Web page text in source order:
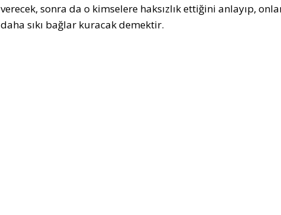
verecek, sonra da o kimselere haksızlık ettiğini anlayıp,
daha sıkı bağlar kuracak demektir.